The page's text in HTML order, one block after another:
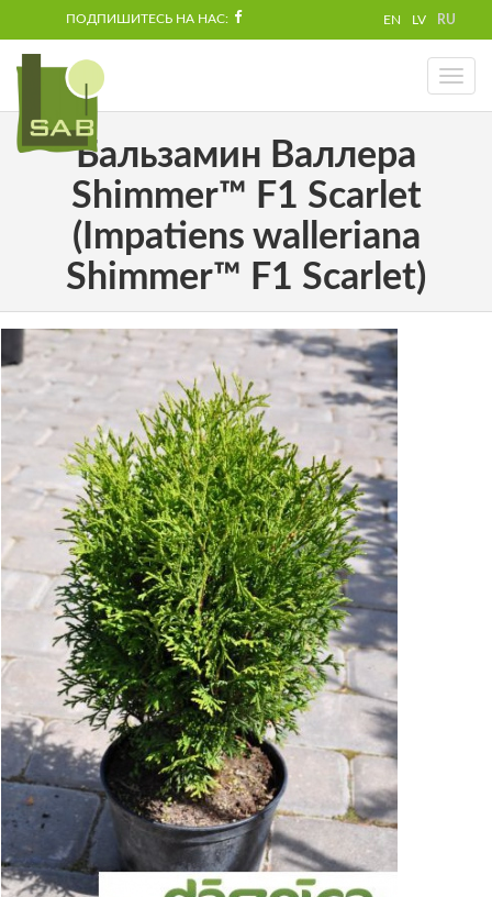
ПОДПИШИТЕСЬ НА НАС: EN LV RU
Toggle
Бальзамин Валлера
Shimmer™ F1 Scarlet
(Impatiens walleriana
Shimmer™ F1 Scarlet)